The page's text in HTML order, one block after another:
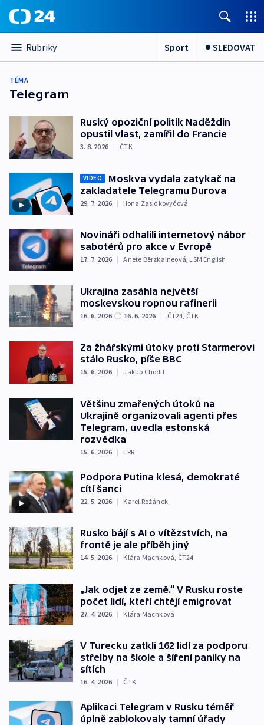
Rubriky Sport SLEDOVAT
TÉMA
Telegram
Ruský opoziční politik Naděždin
opustil vlast, zamířil do Francie
3. 8. 2026 | ČTK
VIDEO
Moskva vydala zatykač na
zakladatele Telegramu Durova
29. 7. 2026 | Ilona Zasidkovyčová
Novináři odhalili internetový nábor
sabotérů pro akce v Evropě
17. 7. 2026 | Anete Bērzkalneová, LSM English
Ukrajina zasáhla největší
moskevskou ropnou rafinerii
16. 6. 2026 16. 6. 2026 | ČT24 ČTK
Za žhářskými útoky proti Starmerovi
stálo Rusko, píše BBC
15. 6. 2026 | Jakub Chodil
Většinu zmařených útoků na
Ukrajině organizovali agenti přes
Telegram, uvedla estonská
rozvědka
15. 6. 2026 | ERR
Podpora Putina klesá, demokraté
cítí šanci
22. 5. 2026 | Karel Rožánek
Rusko bájí s AI o vítězstvích, na
frontě je ale příběh jiný
14. 5. 2026 | Klára Machková, ČT24
„Jak odjet ze země.“ V Rusku roste
počet lidí, kteří chtějí emigrovat
27. 4. 2026 | Klára Machková
V Turecku zatkli 162 lidí za podporu
střelby na škole a šíření paniky na
sítích
16. 4. 2026 | ČTK
Aplikaci Telegram v Rusku téměř
úplně zablokovaly tamní úřady